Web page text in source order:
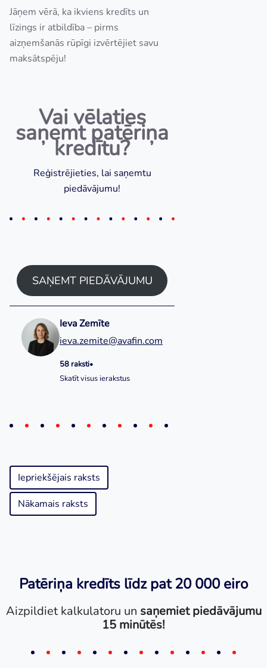
Jāņem vērā, ka ikviens kredīts un
līzings ir atbildība – pirms
aizņemšanās rūpīgi izvērtējiet savu
maksātspēju!
Vai vēlaties
saņemt patēriņa
kredītu?
Reģistrējieties, lai saņemtu
piedāvājumu!
SAŅEMT PIEDĀVĀJUMU
Ieva Zemīte
ieva.zemite@avafin.com
58 raksti•
Skatīt visus ierakstus
Iepriekšējais raksts
Nākamais raksts
Patēriņa kredīts līdz pat 20 000 eiro
Aizpildiet kalkulatoru un saņemiet piedāvājumu
15 minūtēs!